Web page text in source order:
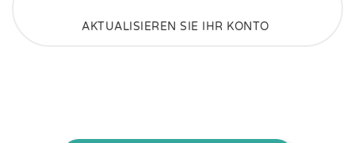
AKTUALISIEREN SIE IHR KONTO